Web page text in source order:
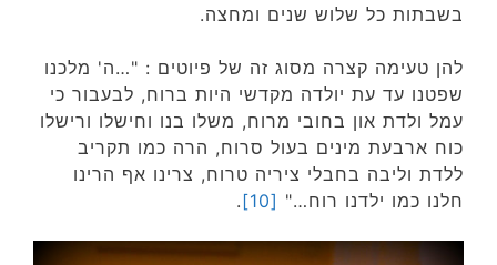
בשבתות כל שלוש שנים ומחצה.
להן טעימה קצרה מסוג זה של פיוטים : "…ה' מלכנו
שפטנו עד עת יולדה מקדשי היות ברוח, לבעבור כי
עמל ולדת און בחובי מרוח, משלו בנו וחישלו ורישלו
כוח ארבעת מינים בעול סרוח, הרה כמו תקריב
ללדת וליבה בחבלי ציריה טרוח, צרינו אף הרינו
חלנו כמו ילדנו רוח…" [10]
.